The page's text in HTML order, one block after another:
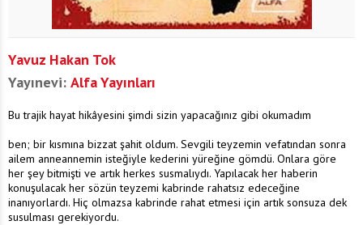
Yavuz Hakan Tok
Yayınevi: Alfa Yayınları
Bu trajik hayat hikâyesini şimdi sizin yapacağınız gibi okumadım
ben; bir kısmına bizzat şahit oldum. Sevgili teyzemin vefatından sonra
ailem anneannemin isteğiyle kederini yüreğine gömdü. Onlara göre
her şey bitmişti ve artık herkes susmalıydı. Yapılacak her haberin
konuşulacak her sözün teyzemi kabrinde rahatsız edeceğine
inanıyorlardı. Hiç olmazsa kabrinde rahat etmesi için artık sonsuza dek
susulması gerekiyordu.